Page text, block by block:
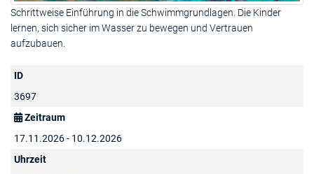
Schrittweise Einführung in die Schwimmgrundlagen. Die Kinder
lernen, sich sicher im Wasser zu bewegen und Vertrauen
aufzubauen.
ID
3697
Zeitraum
17.11.2026 - 10.12.2026
Uhrzeit